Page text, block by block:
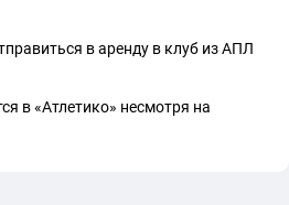
в аренду в клуб из АПЛ
в «Атлетико» несмотря на